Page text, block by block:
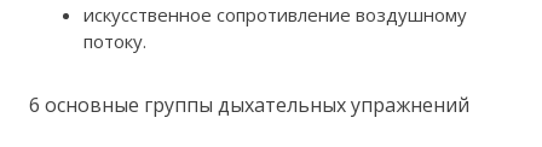
искусственное сопротивление воздушному
потоку.
6 основные группы дыхательных упражнений